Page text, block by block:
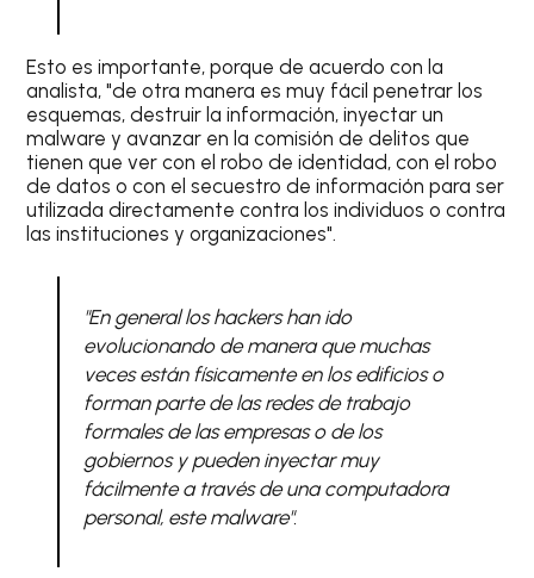
Esto es importante, porque de acuerdo con la
analista, "de otra manera es muy fácil penetrar los
esquemas, destruir la información, inyectar un
malware y avanzar en la comisión de delitos que
tienen que ver con el robo de identidad, con el robo
de datos o con el secuestro de información para ser
utilizada directamente contra los individuos o contra
las instituciones y organizaciones".
"En general los hackers han ido
evolucionando de manera que muchas
veces están físicamente en los edificios o
forman parte de las redes de trabajo
formales de las empresas o de los
gobiernos y pueden inyectar muy
fácilmente a través de una computadora
personal, este malware".